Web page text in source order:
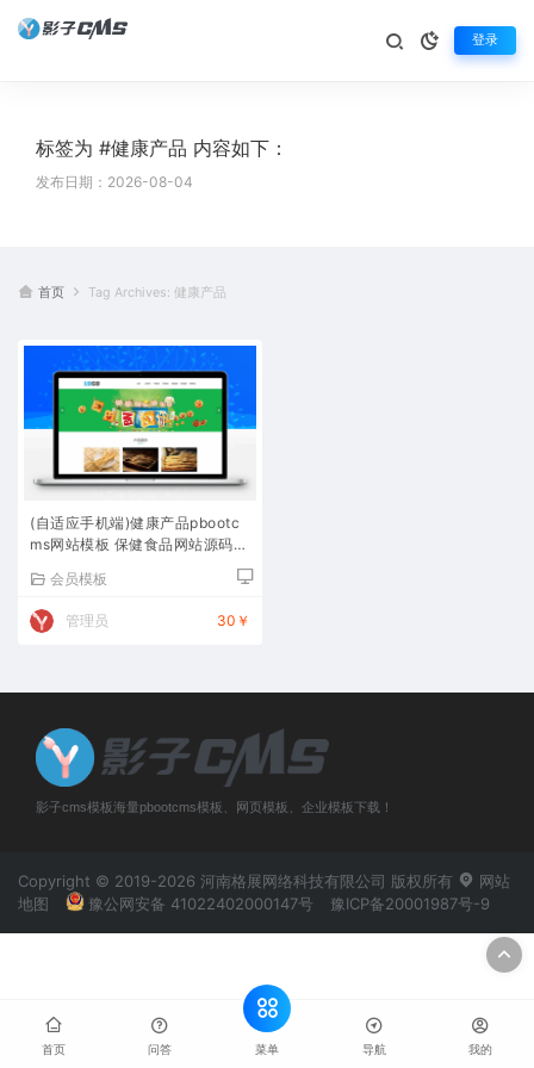
登录
标签为 #健康产品 内容如下：
发布日期：2026-08-04
首页 Tag Archives: 健康产品
(自适应手机端)健康产品pbootc
ms网站模板 保健食品网站源码下
会员模板
管理员 30￥
影子cms模板海量pbootcms模板、网页模板、企业模板下载！
Copyright © 2019-2026 河南格展网络科技有限公司 版权所有
网站
地图
豫公网安备 41022402000147号 豫ICP备20001987号-9
首页 问答 菜单 导航 我的